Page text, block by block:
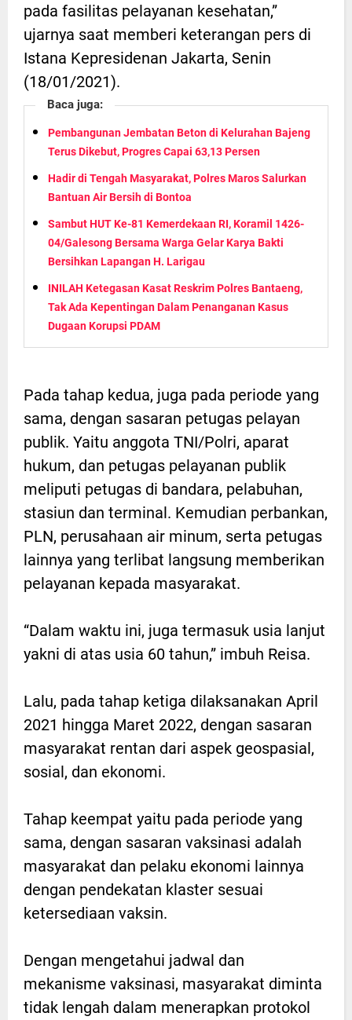
pada fasilitas pelayanan kesehatan,”
ujarnya saat memberi keterangan pers di
Istana Kepresidenan Jakarta, Senin
(18/01/2021).
Baca juga:
Pembangunan Jembatan Beton di Kelurahan Bajeng
Terus Dikebut, Progres Capai 63,13 Persen
Hadir di Tengah Masyarakat, Polres Maros Salurkan
Bantuan Air Bersih di Bontoa
Sambut HUT Ke-81 Kemerdekaan RI, Koramil 1426-
04/Galesong Bersama Warga Gelar Karya Bakti
Bersihkan Lapangan H. Larigau
INILAH Ketegasan Kasat Reskrim Polres Bantaeng,
Tak Ada Kepentingan Dalam Penanganan Kasus
Dugaan Korupsi PDAM
Pada tahap kedua, juga pada periode yang
sama, dengan sasaran petugas pelayan
publik. Yaitu anggota TNI/Polri, aparat
hukum, dan petugas pelayanan publik
meliputi petugas di bandara, pelabuhan,
stasiun dan terminal. Kemudian perbankan,
PLN, perusahaan air minum, serta petugas
lainnya yang terlibat langsung memberikan
pelayanan kepada masyarakat.
“Dalam waktu ini, juga termasuk usia lanjut
yakni di atas usia 60 tahun,” imbuh Reisa.
Lalu, pada tahap ketiga dilaksanakan April
2021 hingga Maret 2022, dengan sasaran
masyarakat rentan dari aspek geospasial,
sosial, dan ekonomi.
Tahap keempat yaitu pada periode yang
sama, dengan sasaran vaksinasi adalah
masyarakat dan pelaku ekonomi lainnya
dengan pendekatan klaster sesuai
ketersediaan vaksin.
Dengan mengetahui jadwal dan
mekanisme vaksinasi, masyarakat diminta
tidak lengah dalam menerapkan protokol